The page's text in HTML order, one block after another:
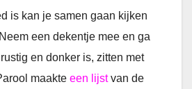
is kan je samen gaan kijken
een dekentje mee en ga
en donker is, zitten met
maakte een lijstvan de